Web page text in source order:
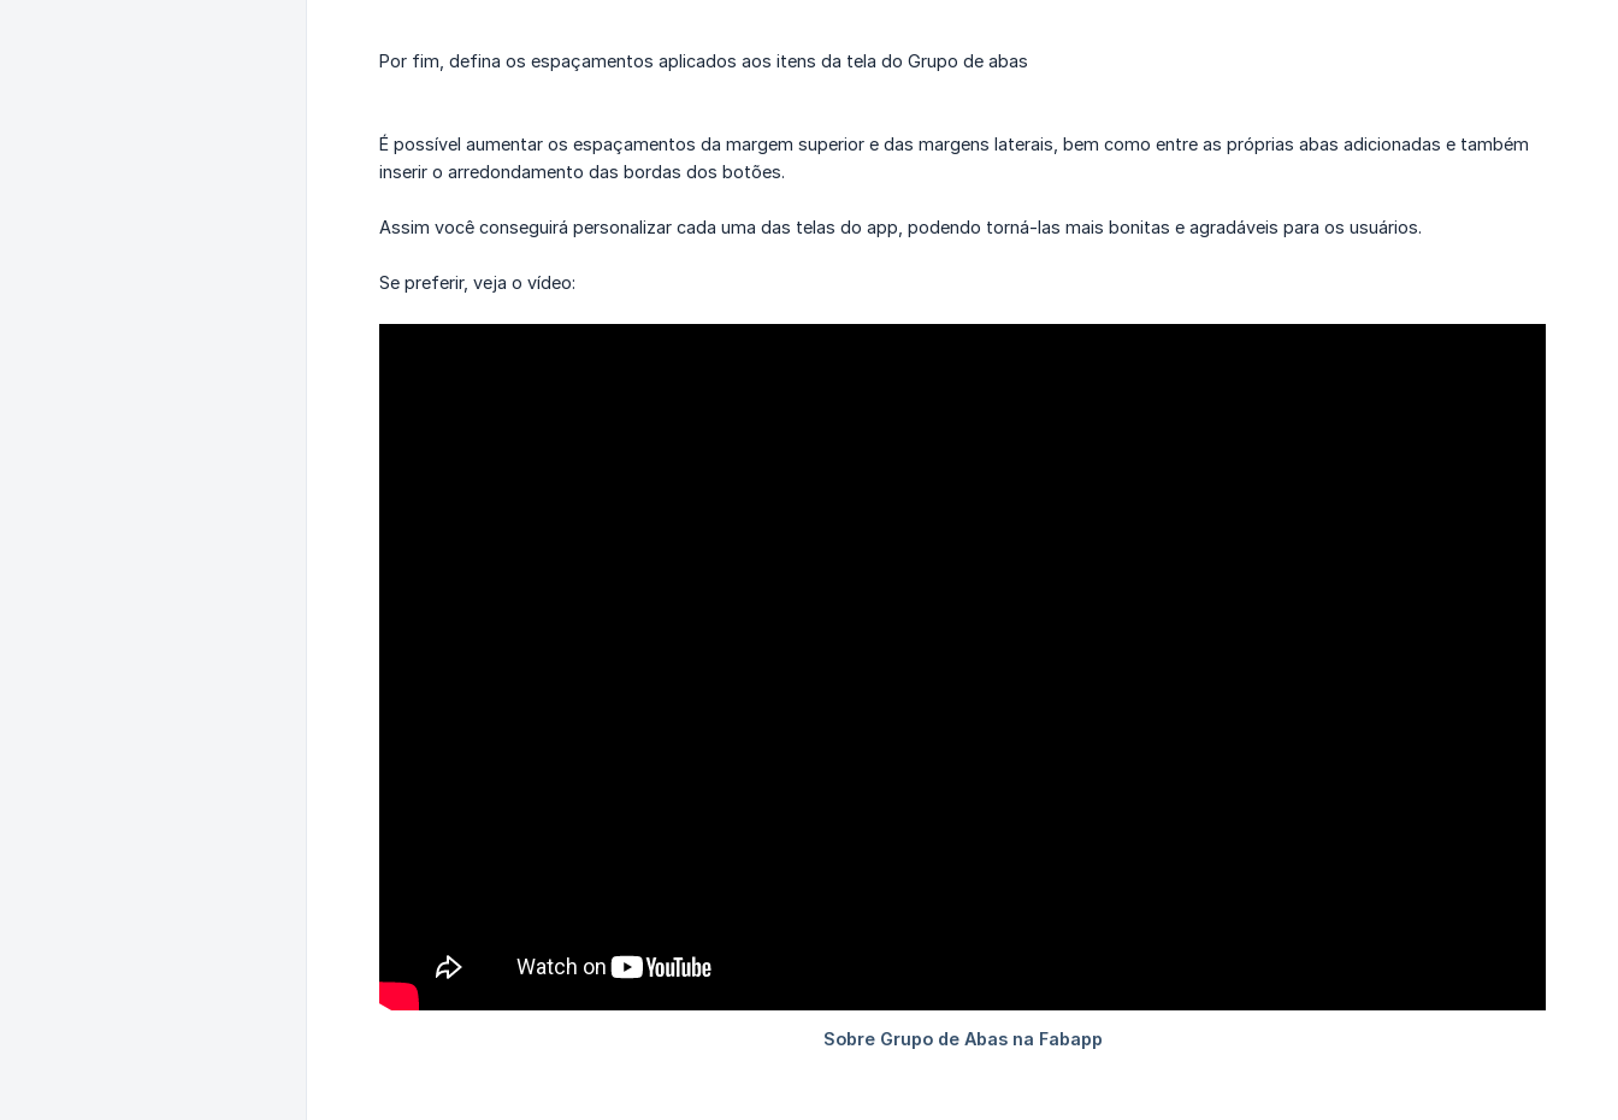
Por fim, defina os espaçamentos aplicados aos itens da tela do Grupo de abas
É possível aumentar os espaçamentos da margem superior e das margens laterais, bem como entre as próprias abas adicionadas e também
inserir o arredondamento das bordas dos botões.
Assim você conseguirá personalizar cada uma das telas do app, podendo torná-las mais bonitas e agradáveis para os usuários.
Se preferir, veja o vídeo: